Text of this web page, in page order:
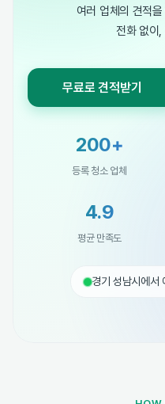
여러 업체의 견적
전화 없이
경기 성남시에서
200+
등록 청소 업체
4.9
평균 만족도
무료로 견적받기